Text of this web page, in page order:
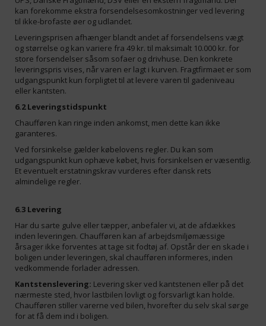
kan forekomme ekstra forsendelsesomkostninger ved levering
til ikke-brofaste øer og udlandet.
Leveringsprisen afhænger blandt andet af forsendelsens vægt
og størrelse og kan variere fra 49 kr. til maksimalt 10.000 kr. for
store forsendelser såsom sofaer og drivhuse. Den konkrete
leveringspris vises, når varen er lagt i kurven. Fragtfirmaet er som
udgangspunkt kun forpligtet til at levere varen til gadeniveau
eller kantsten.
6.2 Leveringstidspunkt
Chaufføren kan ringe inden ankomst, men dette kan ikke
garanteres.
Ved forsinkelse gælder købelovens regler. Du kan som
udgangspunkt kun ophæve købet, hvis forsinkelsen er væsentlig.
Et eventuelt erstatningskrav vurderes efter dansk rets
almindelige regler.
6.3 Levering
Har du sarte gulve eller tæpper, anbefaler vi, at de afdækkes
inden leveringen. Chaufføren kan af arbejdsmiljømæssige
årsager ikke forventes at tage sit fodtøj af. Opstår der en skade i
boligen under leveringen, skal chaufføren informeres, inden
vedkommende forlader adressen.
Kantstenslevering: Levering sker ved kantstenen eller på det
nærmeste sted, hvor lastbilen lovligt og forsvarligt kan holde.
Chaufføren stiller varerne ved bilen, hvorefter du selv skal sørge
for at få dem ind i boligen.